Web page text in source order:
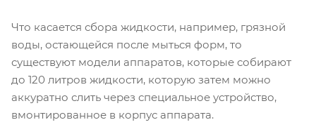
Что касается сбора жидкости, например, грязной
воды, остающейся после мыться форм, то
существуют модели аппаратов, которые собирают
до 120 литров жидкости, которую затем можно
аккуратно слить через специальное устройство,
вмонтированное в корпус аппарата.